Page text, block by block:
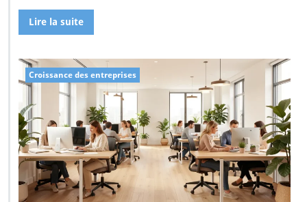
Lire la suite
Croissance des entreprises